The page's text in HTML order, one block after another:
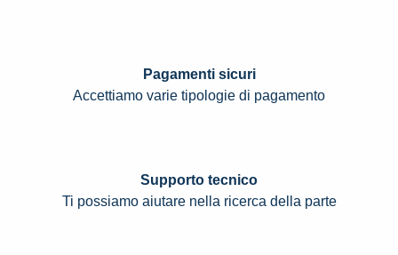
Pagamenti sicuri
Accettiamo varie tipologie di pagamento
Supporto tecnico
Ti possiamo aiutare nella ricerca della parte